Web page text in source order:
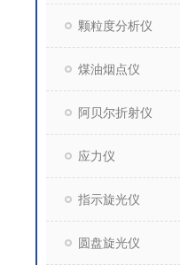
颗粒度分析仪
煤油烟点仪
阿贝尔折射仪
应力仪
指示旋光仪
圆盘旋光仪